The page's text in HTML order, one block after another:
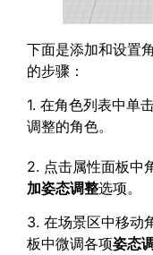
下面是添加和设置
的步骤：
1. 在角色列表中单
调整的角色。
2. 点击属性面板中
加姿态调整选项。
3. 在场景区中移动
板中微调各项姿态